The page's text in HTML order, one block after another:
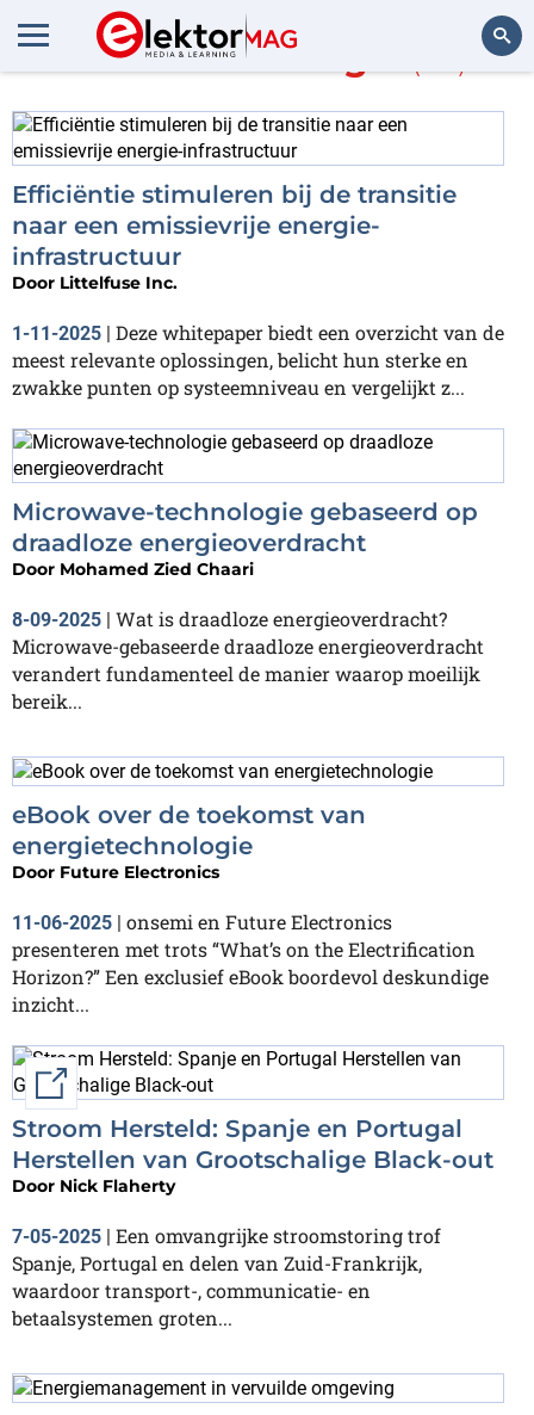
Meer overEnergie
Efficiëntie stimuleren bij de transitie
naar een emissievrije energie-
infrastructuur
Door Littelfuse Inc.
1-11-2025 | Deze whitepaper biedt een overzicht van de
meest relevante oplossingen, belicht hun sterke en
zwakke punten op systeemniveau en vergelijkt z...
Microwave-technologie gebaseerd op
draadloze energieoverdracht
Door Mohamed Zied Chaari
8-09-2025 | Wat is draadloze energieoverdracht?
Microwave-gebaseerde draadloze energieoverdracht
verandert fundamenteel de manier waarop moeilijk
bereik...
eBook over de toekomst van
energietechnologie
Door Future Electronics
11-06-2025 | onsemi en Future Electronics
presenteren met trots “What’s on the Electrification
Horizon?” Een exclusief eBook boordevol deskundige
inzicht...
External link
Stroom Hersteld: Spanje en Portugal
Herstellen van Grootschalige Black-out
Door Nick Flaherty
7-05-2025 | Een omvangrijke stroomstoring trof
Spanje, Portugal en delen van Zuid-Frankrijk,
waardoor transport-, communicatie- en
betaalsystemen groten...